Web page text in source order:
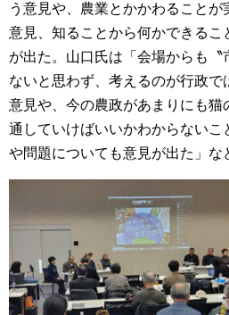
う意見や、農業とかかわることが
意見、知ることから何かできるこ
が出た。山口氏は「会場からも〝
ないと思わず、考えるのが行政で
意見や、今の農政があまりにも猫
通していけばいいかわからないこ
や問題についても意見が出た」な